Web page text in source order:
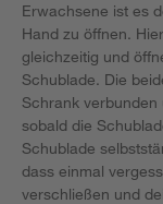
Erwachsene ist es
Hand zu öffnen.
gleichzeitig und
Schublade. Die
Schrank
sobald die
Schublade
dass einmal
verschließen und